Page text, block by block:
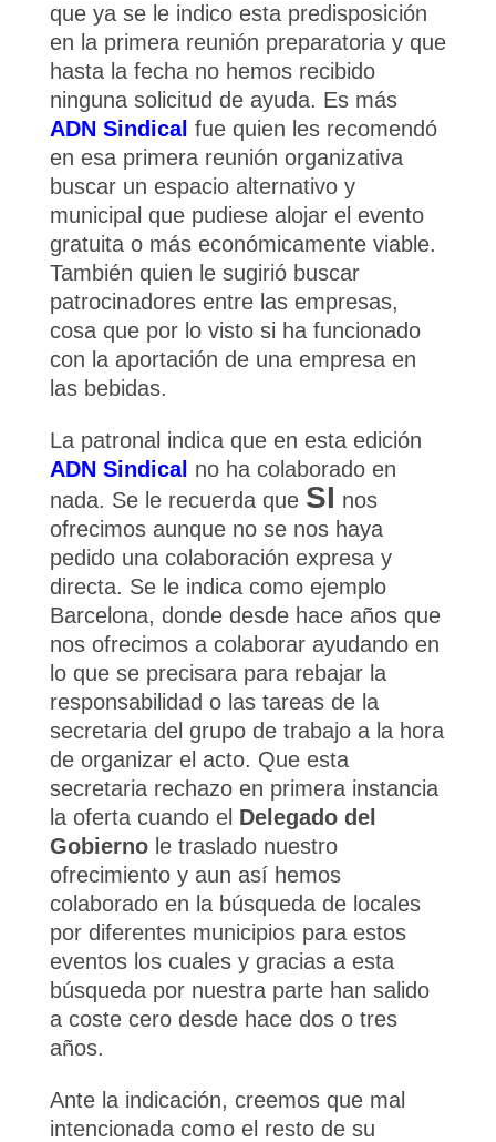
que ya se le indico esta predisposición
en la primera reunión preparatoria y que
hasta la fecha no hemos recibido
ninguna solicitud de ayuda. Es más
ADN Sindical fue quien les recomendó
en esa primera reunión organizativa
buscar un espacio alternativo y
municipal que pudiese alojar el evento
gratuita o más económicamente viable.
También quien le sugirió buscar
patrocinadores entre las empresas,
cosa que por lo visto si ha funcionado
con la aportación de una empresa en
las bebidas.
La patronal indica que en esta edición
ADN Sindical no ha colaborado en
nada. Se le recuerda que SI nos
ofrecimos aunque no se nos haya
pedido una colaboración expresa y
directa. Se le indica como ejemplo
Barcelona, donde desde hace años que
nos ofrecimos a colaborar ayudando en
lo que se precisara para rebajar la
responsabilidad o las tareas de la
secretaria del grupo de trabajo a la hora
de organizar el acto. Que esta
secretaria rechazo en primera instancia
la oferta cuando el Delegado del
Gobiernole traslado nuestro
ofrecimiento y aun así hemos
colaborado en la búsqueda de locales
por diferentes municipios para estos
eventos los cuales y gracias a esta
búsqueda por nuestra parte han salido
a coste cero desde hace dos o tres
años.
Ante la indicación, creemos que mal
intencionada como el resto de su